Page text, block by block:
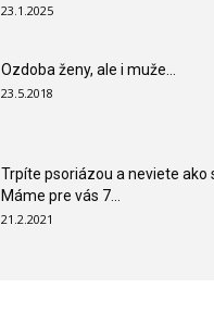
23.1.2025
Ozdoba ženy, ale i muže…
23.5.2018
Trpíte psoriázou a neviete ako
Máme pre vás 7...
21.2.2021